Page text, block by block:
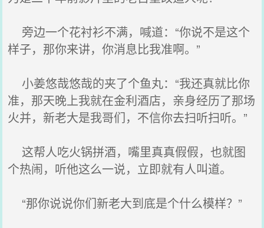
旁边一个花衬衫不满，喊道：“你说不是这个
样子，那你来讲，你消息比我准啊。”
小姜悠哉悠哉的夹了个鱼丸：“我还真就比你
准，那天晚上我就在金利酒店，亲身经历了那场
火并，新老大是我哥们，不信你去扫听扫听。”
这帮人吃火锅拼酒，嘴里真真假假，也就图
个热闹，听他这么一说，立即就有人叫道。
“那你说说你们新老大到底是个什么模样？”